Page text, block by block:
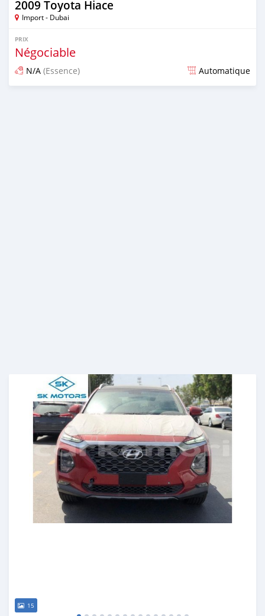
2009 Toyota Hiace
Import - Dubai
PRIX
Négociable
N/A (Essence) Automatique
15